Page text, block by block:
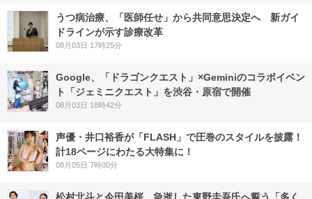
うつ病治療、「医師任せ」から共同意思決定へ 新ガイ
ドラインが示す診療改革
08月03日 17時25分
Google、「ドラゴンクエスト」×Geminiのコラボイベン
ト「ジェミニクエスト」を渋谷・原宿で開催
08月03日 18時42分
声優・井口裕香が「FLASH」で圧巻のスタイルを披露！
計18ページにわたる大特集に！
08月05日 7時00分